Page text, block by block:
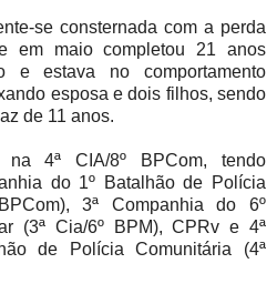
se consternada com a perda
em maio completou 21 anos
e estava no comportamento
esposa e dois filhos, sendo
de 11 anos.
4ª CIA/8º BPCom, tendo
do 1º Batalhão de Polícia
3ª Companhia do 6º
(3ª Cia/6º BPM), CPRv e 4ª
de Polícia Comunitária (4ª